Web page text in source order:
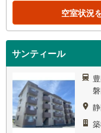
空室状況
サンティール